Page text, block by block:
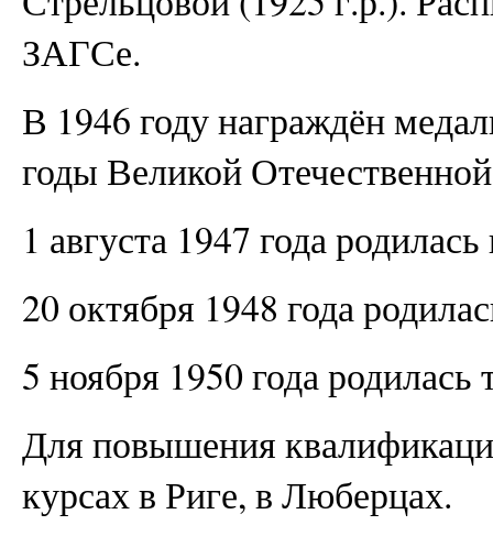
ЗАГСе.
В 1946 году награждён
годы Великой
1 августа 1947 года
20 октября 1948 года
5 ноября 1950 года
Для повышения
курсах в Риге, в Люберцах.